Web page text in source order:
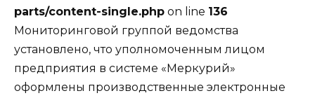
parts/content-single.php on line 136
Мониторинговой группой ведомства
установлено, что уполномоченным лицом
предприятия в системе «Меркурий»
оформлены производственные электронные